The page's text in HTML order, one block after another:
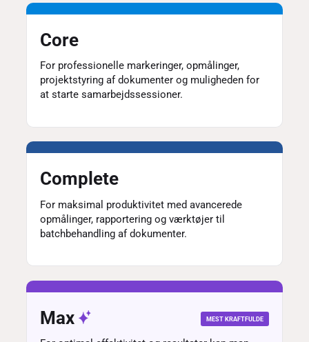
Core
For professionelle markeringer, opmålinger,
projektstyring af dokumenter og muligheden for
at starte samarbejdssessioner.
Complete
For maksimal produktivitet med avancerede
opmålinger, rapportering og værktøjer til
batchbehandling af dokumenter.
Max MEST KRAFTFULDE